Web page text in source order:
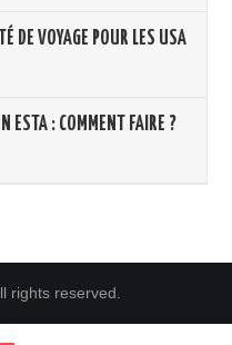
DE VOYAGE POUR LES USA
ESTA : COMMENT FAIRE ?
rights reserved.